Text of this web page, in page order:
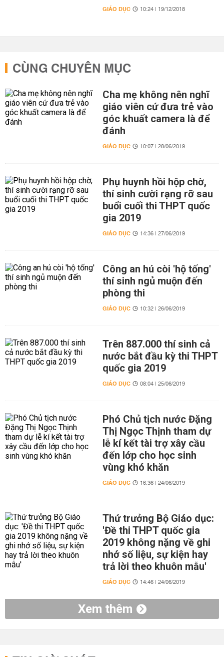
GIÁO DỤC 10:24 | 19/12/2018
CÙNG CHUYÊN MỤC
Cha mẹ không nên nghĩ
giáo viên cứ đưa trẻ vào
góc khuất camera là để
đánh
GIÁO DỤC 10:07 | 28/06/2019
Phụ huynh hồi hộp chờ,
thí sinh cười rạng rỡ sau
buổi cuối thi THPT quốc
gia 2019
GIÁO DỤC 14:36 | 27/06/2019
Công an hú còi 'hộ tống'
thí sinh ngủ muộn đến
phòng thi
GIÁO DỤC 10:32 | 26/06/2019
Trên 887.000 thí sinh cả
nước bắt đầu kỳ thi THPT
quốc gia 2019
GIÁO DỤC 08:04 | 25/06/2019
Phó Chủ tịch nước Đặng
Thị Ngọc Thịnh tham dự
lễ kí kết tài trợ xây cầu
đến lớp cho học sinh
vùng khó khăn
GIÁO DỤC 16:36 | 24/06/2019
Thứ trưởng Bộ Giáo dục:
'Đề thi THPT quốc gia
2019 không nặng về ghi
nhớ số liệu, sự kiện hay
trả lời theo khuôn mẫu'
GIÁO DỤC 14:46 | 24/06/2019
Xem thêm